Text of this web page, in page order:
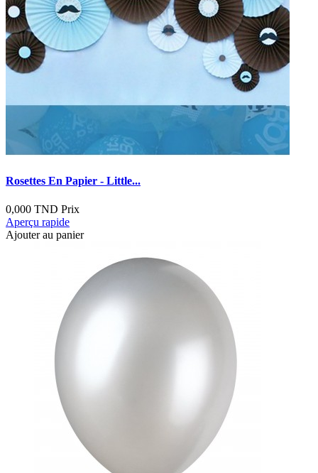
Rosettes En Papier - Little...
0,000 TND Prix
Aperçu rapide
Ajouter au panier